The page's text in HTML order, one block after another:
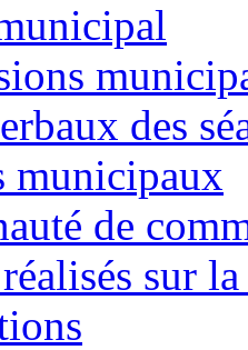
des
municipaux
de
sur